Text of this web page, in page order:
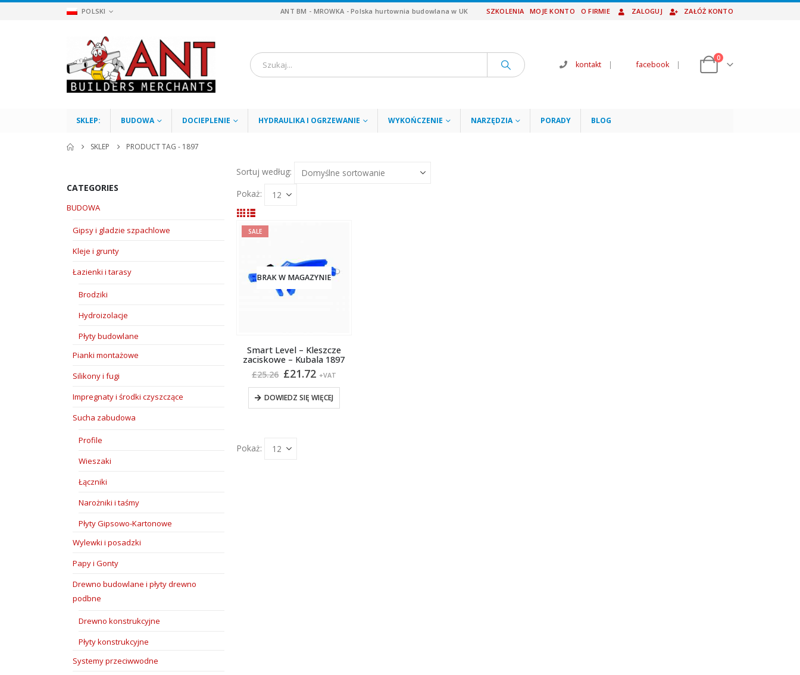
POLSKI ANT BM - MROWKA - Polska hurtownia budowlana w UK SZKOLENIA MOJE KONTO O FIRMIE ZALOGUJ ZAŁÓŻ KONTO
kontakt | facebook |
0
SKLEP: BUDOWA DOCIEPLENIE HYDRAULIKA I OGRZEWANIE WYKOŃCZENIE NARZĘDZIA PORADY BLOG
SKLEP PRODUCT TAG - 1897
Sortuj według:
Pokaż:
SALE
BRAK W MAGAZYNIE
Smart Level – Kleszcze
zaciskowe – Kubala 1897
£25.26 Pierwotna
cena
wynosiła:
£25.26.
£21.72Aktualna
cena
wynosi:
£21.72.
+VAT
DOWIEDZ SIĘ WIĘCEJ
Pokaż:
CATEGORIES
BUDOWA
Gipsy i gladzie szpachlowe
Kleje i grunty
Łazienki i tarasy
Brodziki
Hydroizolacje
Płyty budowlane
Pianki montażowe
Silikony i fugi
Impregnaty i środki czyszczące
Sucha zabudowa
Profile
Wieszaki
Łączniki
Narożniki i taśmy
Płyty Gipsowo-Kartonowe
Wylewki i posadzki
Papy i Gonty
Drewno budowlane i płyty drewno
podbne
Drewno konstrukcyjne
Płyty konstrukcyjne
Systemy przeciwwodne